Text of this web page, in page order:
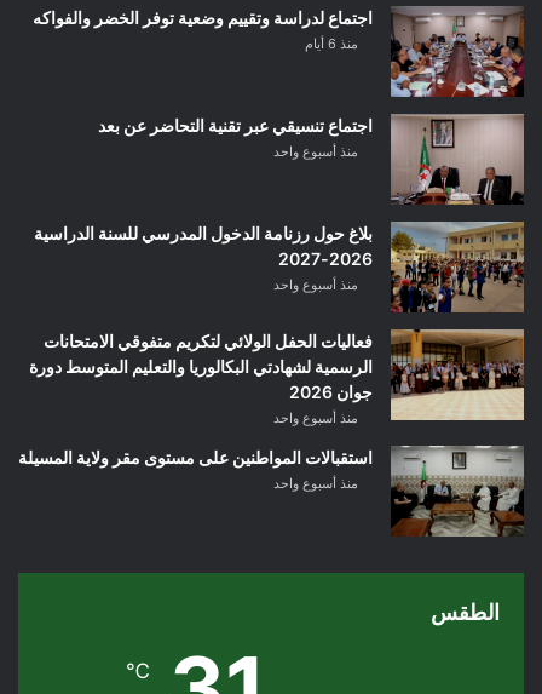
اجتماع لدراسة وتقييم وضعية توفر الخضر والفواكه
منذ 6 أيام
اجتماع تنسيقي عبر تقنية التحاضر عن بعد
منذ أسبوع واحد
بلاغ حول رزنامة الدخول المدرسي للسنة الدراسية
2026-2027
منذ أسبوع واحد
فعاليات الحفل الولائي لتكريم متفوقي الامتحانات
الرسمية لشهادتي البكالوريا والتعليم المتوسط دورة
جوان 2026
منذ أسبوع واحد
استقبالات المواطنين على مستوى مقر ولاية المسيلة
منذ أسبوع واحد
الطقس
℃